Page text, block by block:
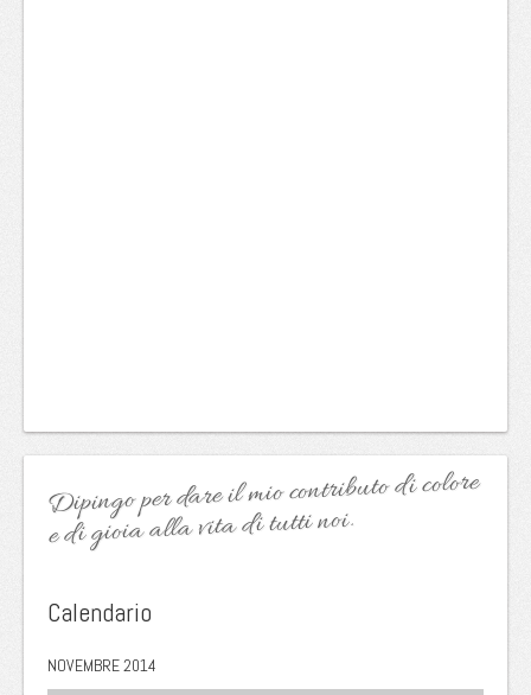
Dipingo per dare il mio contributo di colore
e di gioia alla vita di tutti noi.
Calendario
NOVEMBRE 2014